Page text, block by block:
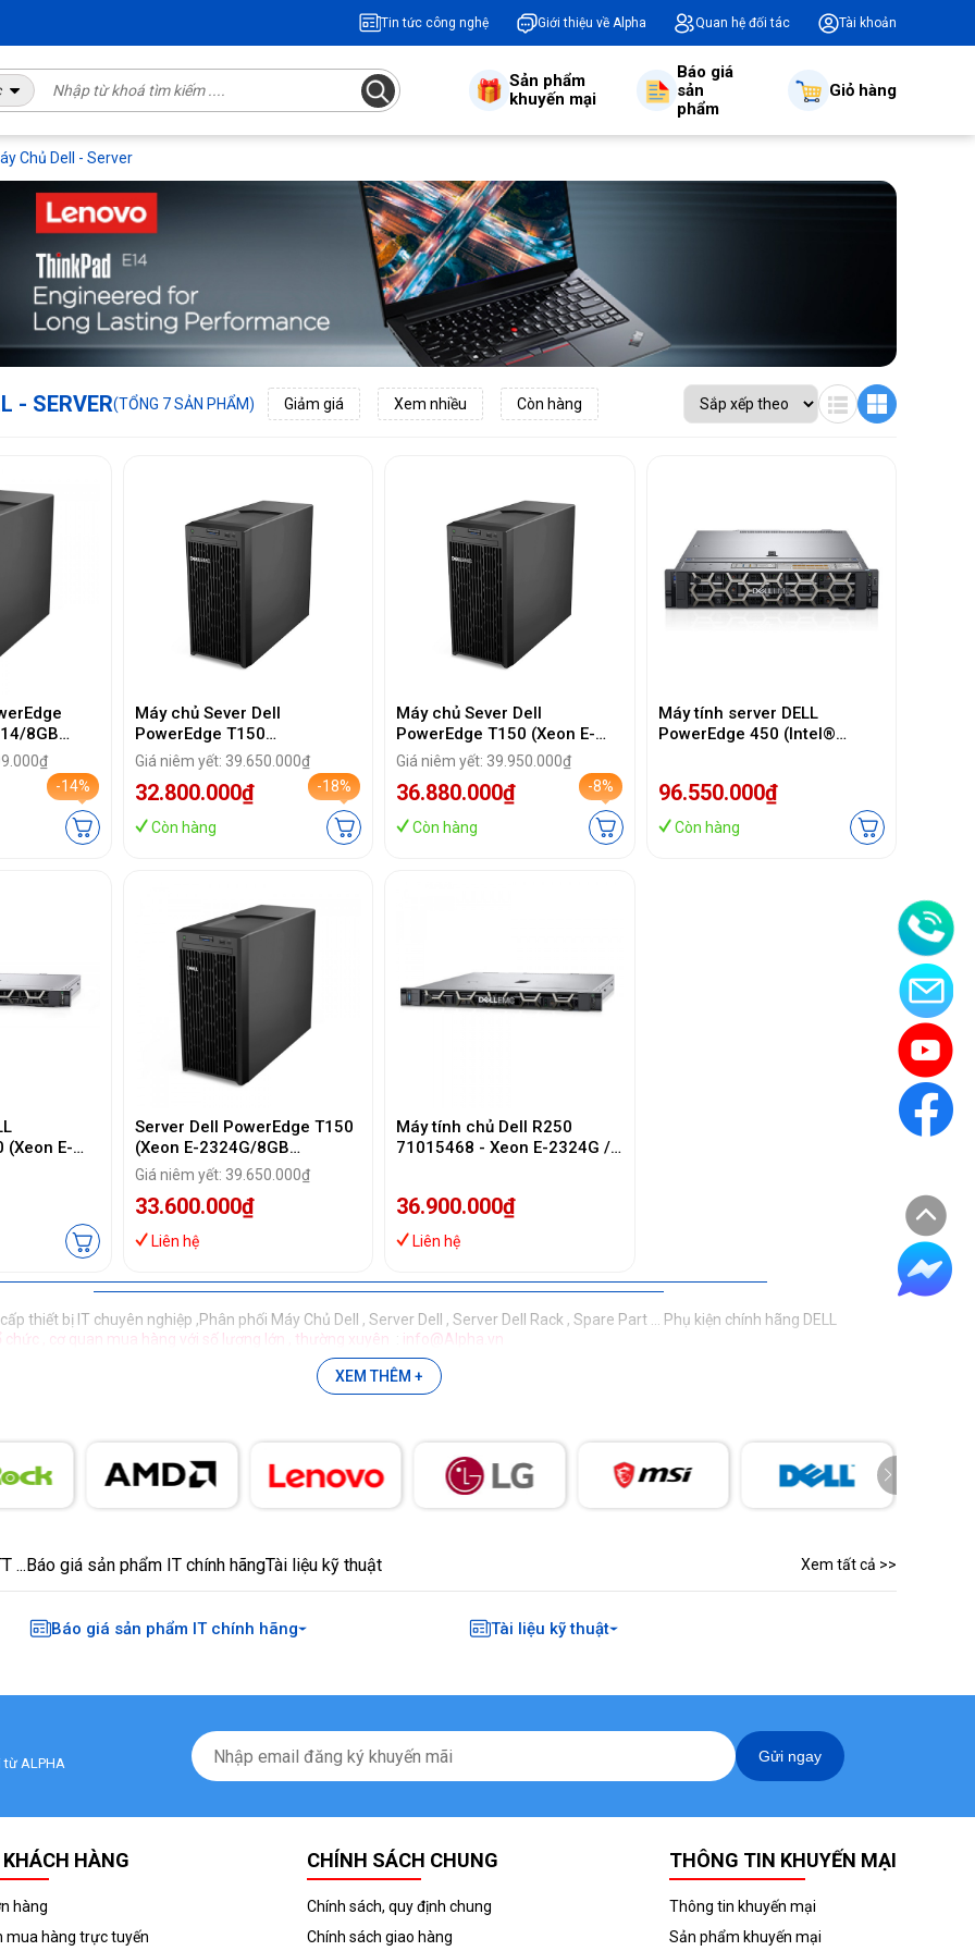
Tin tức công nghệ Giới thiệu về Alpha Quan hệ đối tác Tài khoản
Sản phẩm
khuyến mại
Báo giá
sản
phẩm
Giỏ hàng
Chủ Dell - Server
- SERVER(TỔNG 7 SẢN PHẨM) Giảm giá Xem nhiều Còn hàng
8GB
-14%
Máy chủ Sever Dell
PowerEdge T150
42SVRDT150-903 (Xeon E-
2324G/8GB/2TB/DVDRW/30
0W/4Yr)
Giá niêm yết: 39.650.000₫
32.800.000₫
Còn hàng
-18%
Máy chủ Sever Dell
PowerEdge T150 (Xeon E-
2324G/16GB/2TB/DVDRW/3
00W/4Yr)
Giá niêm yết: 39.950.000₫
36.880.000₫
Còn hàng
-8%
Máy tính server DELL
PowerEdge 450 (Intel®
DVDRW/ 2 x 800W / No OS/ 4
Yrs)
96.550.000₫
Còn hàng
(Xeon E-
Server Dell PowerEdge T150
(Xeon E-2324G/8GB
RAM/2TB
HDD/DVDRW/iDRAC9
Express/300W)
(42SVRDT150-903)
Giá niêm yết: 39.650.000₫
33.600.000₫
Liên hệ
Máy tính chủ Dell R250
71015468 - Xeon E-2324G /
36.900.000₫
Liên hệ
thiết bị IT chuyên nghiệp ,Phân phối Máy Chủ Dell , Server Dell , Server Dell Rack , Spare Part ... Phụ kiện chính hãng DELL
chức , cơ quan mua hàng với số lượng lớn , thường xuyên : info@Alpha.vn
XEM THÊM +
...Báo giá sản phẩm IT chính hãngTài liệu kỹ thuật Xem tất cả >>
Báo giá sản phẩm IT chính hãng Tài liệu kỹ thuật
từ ALPHA Gửi ngay
KHÁCH HÀNG
hàng
mua hàng trực tuyến
CHÍNH SÁCH CHUNG
Chính sách, quy định chung
Chính sách giao hàng
THÔNG TIN KHUYẾN MẠI
Thông tin khuyến mại
Sản phẩm khuyến mại